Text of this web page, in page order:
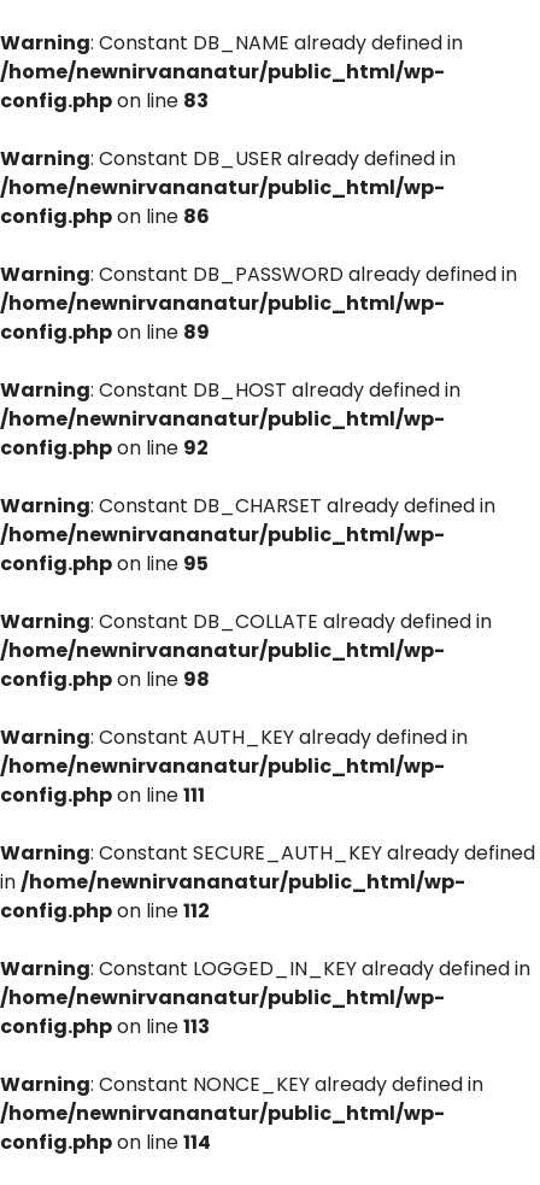
Warning: Constant DB_NAME already defined in
/home/newnirvananatur/public_html/wp-
config.phpon line 83
Warning: Constant DB_USER already defined in
/home/newnirvananatur/public_html/wp-
config.phpon line 86
Warning: Constant DB_PASSWORD already defined in
/home/newnirvananatur/public_html/wp-
config.phpon line 89
Warning: Constant DB_HOST already defined in
/home/newnirvananatur/public_html/wp-
config.phpon line 92
Warning: Constant DB_CHARSET already defined in
/home/newnirvananatur/public_html/wp-
config.phpon line 95
Warning: Constant DB_COLLATE already defined in
/home/newnirvananatur/public_html/wp-
config.phpon line 98
Warning: Constant AUTH_KEY already defined in
/home/newnirvananatur/public_html/wp-
config.phpon line111
Warning: Constant SECURE_AUTH_KEY already defined
in/home/newnirvananatur/public_html/wp-
config.phpon line112
Warning: Constant LOGGED_IN_KEY already defined in
/home/newnirvananatur/public_html/wp-
config.phpon line113
Warning: Constant NONCE_KEY already defined in
/home/newnirvananatur/public_html/wp-
config.phpon line114